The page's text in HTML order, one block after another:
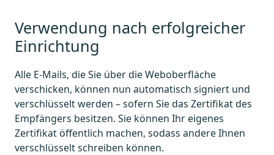
Verwendung nach erfolgreicher
Einrichtung
Alle E-Mails, die Sie über die Weboberfläche
verschicken, können nun automatisch signiert und
verschlüsselt werden – sofern Sie das Zertifikat des
Empfängers besitzen. Sie können Ihr eigenes
Zertifikat öffentlich machen, sodass andere Ihnen
verschlüsselt schreiben können.